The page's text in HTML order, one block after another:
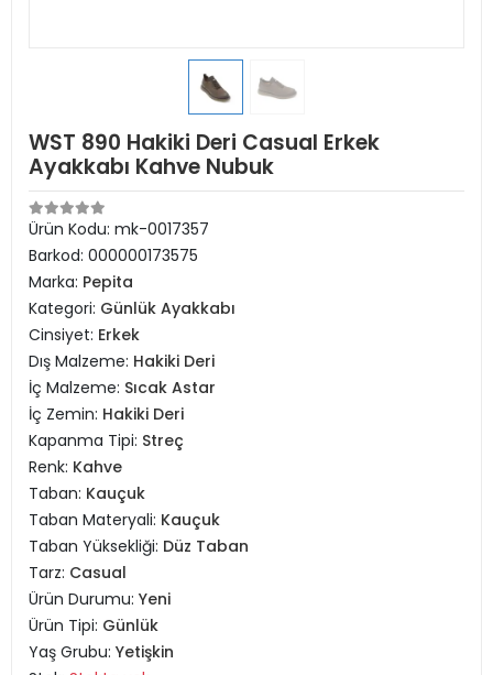
WST 890 Hakiki Deri Casual Erkek
Ayakkabı Kahve Nubuk
Ürün Kodu: mk-0017357
Barkod: 000000173575
Marka: Pepita
Kategori: Günlük Ayakkabı
Cinsiyet: Erkek
Dış Malzeme: Hakiki Deri
İç Malzeme: Sıcak Astar
İç Zemin: Hakiki Deri
Kapanma Tipi: Streç
Renk: Kahve
Taban: Kauçuk
Taban Materyali: Kauçuk
Taban Yüksekliği: Düz Taban
Tarz: Casual
Ürün Durumu: Yeni
Ürün Tipi: Günlük
Yaş Grubu: Yetişkin